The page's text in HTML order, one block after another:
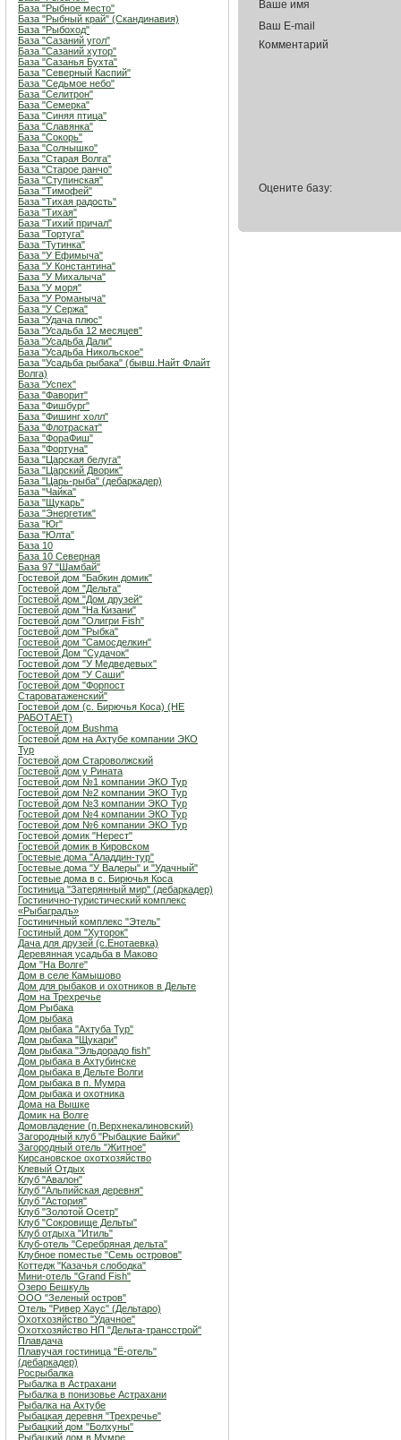
База "Рыбное место"
База "Рыбный край" (Скандинавия)
База "Рыбоход"
База "Сазаний угол"
База "Сазаний хутор"
База "Сазанья Бухта"
База "Северный Каспий"
База "Седьмое небо"
База "Селитрон"
База "Семерка"
База "Синяя птица"
База "Славянка"
База "Сокорь"
База "Солнышко"
База "Старая Волга"
База "Старое ранчо"
База "Ступинская"
База "Тимофей"
База "Тихая радость"
База "Тихая"
База "Тихий причал"
База "Тортуга"
База "Тутинка"
База "У Ефимыча"
База "У Константина"
База "У Михалыча"
База "У моря"
База "У Романыча"
База "У Сержа"
База "Удача плюс"
База "Усадьба 12 месяцев"
База "Усадьба Дали"
База "Усадьба Никольское"
База "Усадьба рыбака" (бывш.Найт Флайт
Волга)
База "Успех"
База "Фаворит"
База "Фишбург"
База "Фишинг холл"
База "Флотраскат"
База "ФораФиш"
База "Фортуна"
База "Царская белуга"
База "Царский Дворик"
База "Царь-рыба" (дебаркадер)
База "Чайка"
База "Щукарь"
База "Энергетик"
База "Юг"
База "Юлта"
База 10
База 10 Северная
База 97 "Шамбай"
Гостевой дом "Бабкин домик"
Гостевой дом "Дельта"
Гостевой дом "Дом друзей"
Гостевой дом "На Кизани"
Гостевой дом "Олигри Fish"
Гостевой дом "Рыбка"
Гостевой дом "Самосделкин"
Гостевой Дом "Судачок"
Гостевой дом "У Медведевых"
Гостевой дом "У Саши"
Гостевой дом "Форпост
Староватаженский"
Гостевой дом (с. Бирючья Коса) (НЕ
РАБОТАЕТ)
Гостевой дом Bushma
Гостевой дом на Ахтубе компании ЭКО
Тур
Гостевой дом Староволжский
Гостевой дом у Рината
Гостевой дом №1 компании ЭКО Тур
Гостевой дом №2 компании ЭКО Тур
Гостевой дом №3 компании ЭКО Тур
Гостевой дом №4 компании ЭКО Тур
Гостевой дом №6 компании ЭКО Тур
Гостевой домик "Нерест"
Гостевой домик в Кировском
Гостевые дома "Аладдин-тур"
Гостевые дома "У Валеры" и "Удачный"
Гостевые дома в с. Бирючья Коса
Гостиница "Затерянный мир" (дебаркадер)
Гостинично-туристический комплекс
«Рыбаградъ»
Гостиничный комплекс "Этель"
Гостиный дом "Хуторок"
Дача для друзей (с.Енотаевка)
Деревянная усадьба в Маково
Дом "На Волге"
Дом в селе Камышово
Дом для рыбаков и охотников в Дельте
Дом на Трехречье
Дом Рыбака
Дом рыбака
Дом рыбака "Ахтуба Тур"
Дом рыбака "Щукари"
Дом рыбака "Эльдорадо fish"
Дом рыбака в Ахтубинске
Дом рыбака в Дельте Волги
Дом рыбака в п. Мумра
Дом рыбака и охотника
Дома на Вышке
Домик на Волге
Домовладение (п.Верхнекалиновский)
Загородный клуб "Рыбацкие Байки"
Загородный отель "Житное"
Кирсановское охотхозяйство
Клевый Отдых
Клуб "Авалон"
Клуб "Альпийская деревня"
Клуб "Астория"
Клуб "Золотой Осетр"
Клуб "Сокровище Дельты"
Клуб отдыха "Итиль"
Клуб-отель "Серебряная дельта"
Клубное поместье "Семь островов"
Коттедж "Казачья слободка"
Мини-отель "Grand Fish"
Озеро Бешкуль
ООО "Зеленый остров"
Отель "Ривер Хаус" (Дельтаро)
Охотхозяйство "Удачное"
Охотхозяйство НП "Дельта-трансстрой"
Плавдача
Плавучая гостиница "Ё-отель"
(дебаркадер)
Росрыбалка
Рыбалка в Астрахани
Рыбалка в понизовье Астрахани
Рыбалка на Ахтубе
Рыбацкая деревня "Трехречье"
Рыбацкий дом "Болхуны"
Рыбацкий дом в Мумре
Ваше имя
Ваш E-mail
Комментарий
Оцените базу: